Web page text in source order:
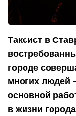
Таксист в
городе
многих людей
основной
в жизни